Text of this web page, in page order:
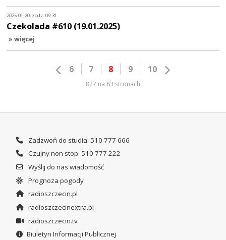
2025-01-20, godz. 09:31
Czekolada #610 (19.01.2025)
» więcej
6 7 8 9 10
827 na 83 stronach
Zadzwoń do studia: 510 777 666
Czujny non stop: 510 777 222
Wyślij do nas wiadomość
Prognoza pogody
radioszczecin.pl
radioszczecinextra.pl
radioszczecin.tv
Biuletyn Informacji Publicznej